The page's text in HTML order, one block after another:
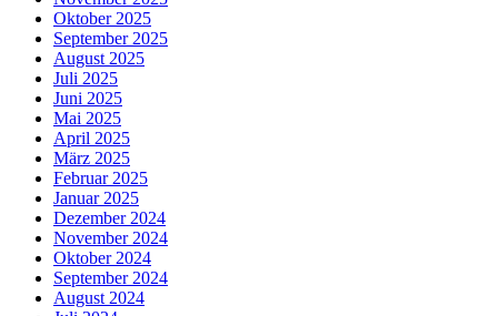
Oktober 2025
September 2025
August 2025
Juli 2025
Juni 2025
Mai 2025
April 2025
März 2025
Februar 2025
Januar 2025
Dezember 2024
November 2024
Oktober 2024
September 2024
August 2024